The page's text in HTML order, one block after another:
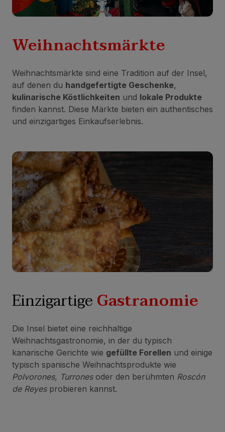
Weihnachtsmärkte
Weihnachtsmärkte sind eine Tradition auf der Insel,
auf denen du handgefertigte Geschenke,
kulinarische Köstlichkeiten und lokale Produkte
finden kannst. Diese Märkte bieten ein authentisches
und einzigartiges Einkaufserlebnis.
EinzigartigeGastranomie
Die Insel bietet eine reichhaltige
Weihnachtsgastronomie, in der du typisch
kanarische Gerichte wie gefüllte Forellen und einige
typisch spanische Weihnachtsprodukte wie
Polvorones, Turronesoder den berühmten Roscón
de Reyesprobieren kannst.